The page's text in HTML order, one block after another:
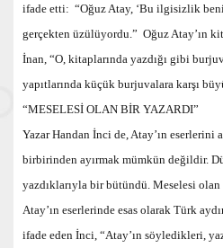
ifade etti: “Oğuz Atay, ‘Bu ilgisizlik
gerçekten üzülüyordu.” Oğuz Atay’ın
İnan, “O, kitaplarında yazdığı gibi
yapıtlarında küçük burjuvalara karşı
“MESELESİ OLAN BİR YAZARDI”
Yazar Handan İnci de, Atay’ın eserlerini
birbirinden ayırmak mümkün değildir.
yazdıklarıyla bir bütündü. Meselesi olan
Atay’ın eserlerinde esas olarak Türk
ifade eden İnci, “Atay’ın söyledikleri,